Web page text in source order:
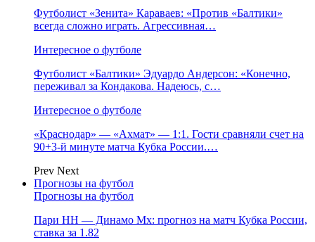
Футболист «Зенита» Караваев: «Против «Балтики»
всегда сложно играть. Агрессивная…
Интересное о футболе
Футболист «Балтики» Эдуардо Андерсон: «Конечно,
переживал за Кондакова. Надеюсь, с…
Интересное о футболе
«Краснодар» — «Ахмат» — 1:1. Гости сравняли счет на
90+3‑й минуте матча Кубка России.…
Prev Next
Прогнозы на футбол
Прогнозы на футбол
Пари НН — Динамо Мх: прогноз на матч Кубка России,
ставка за 1.82